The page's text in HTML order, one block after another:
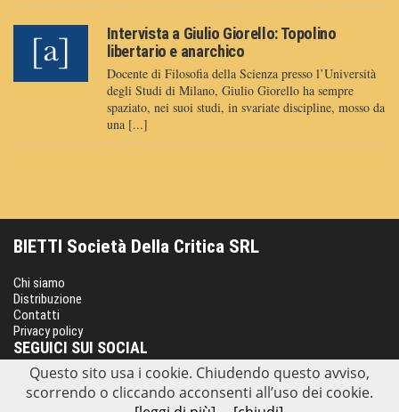
Intervista a Giulio Giorello: Topolino
libertario e anarchico
Docente di Filosofia della Scienza presso l’Università
degli Studi di Milano, Giulio Giorello ha sempre
spaziato, nei suoi studi, in svariate discipline, mosso da
una [...]
BIETTI Società Della Critica SRL
Chi siamo
Distribuzione
Contatti
Privacy policy
SEGUICI SUI SOCIAL
Questo sito usa i cookie. Chiudendo questo avviso,
scorrendo o cliccando acconsenti all’uso dei cookie.